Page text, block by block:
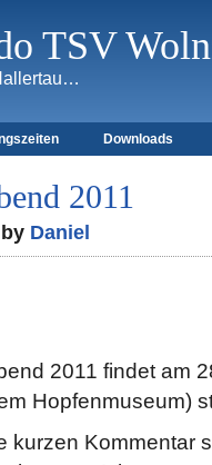
TSV
Downloads
2011
Daniel
2011 findet am
Hopfenmuseum)
kurzen Kommentar